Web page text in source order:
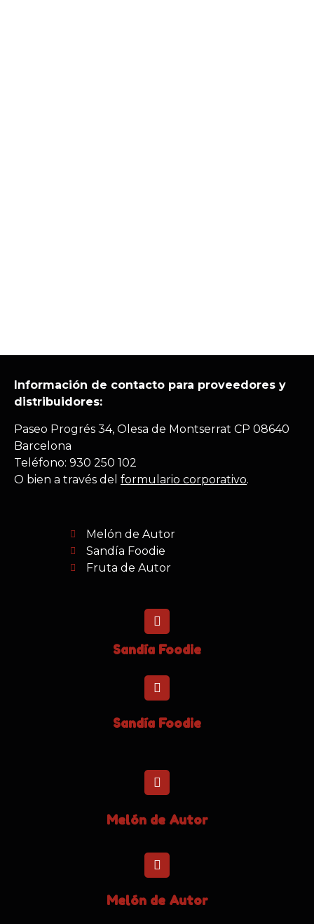
Información de contacto para proveedores y
distribuidores:
Paseo Progrés 34, Olesa de Montserrat CP 08640
Barcelona
Teléfono: 930 250 102
O bien a través del formulario corporativo.
Melón de Autor
Sandía Foodie
Fruta de Autor
Sandía Foodie
Sandía Foodie
Melón de Autor
Melón de Autor